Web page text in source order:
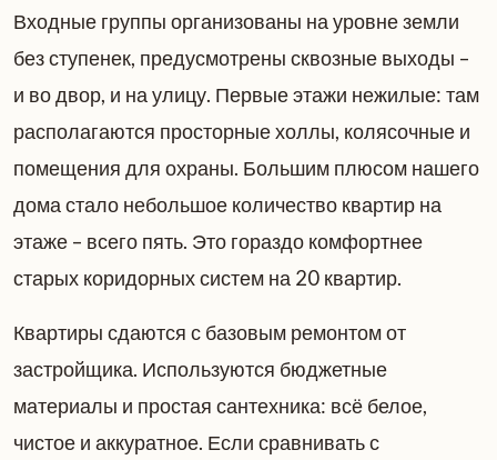
Входные группы организованы на уровне земли
без ступенек, предусмотрены сквозные выходы –
и во двор, и на улицу. Первые этажи нежилые: там
располагаются просторные холлы, колясочные и
помещения для охраны. Большим плюсом нашего
дома стало небольшое количество квартир на
этаже – всего пять. Это гораздо комфортнее
старых коридорных систем на 20 квартир.
Квартиры сдаются с базовым ремонтом от
застройщика. Используются бюджетные
материалы и простая сантехника: всё белое,
чистое и аккуратное. Если сравнивать с